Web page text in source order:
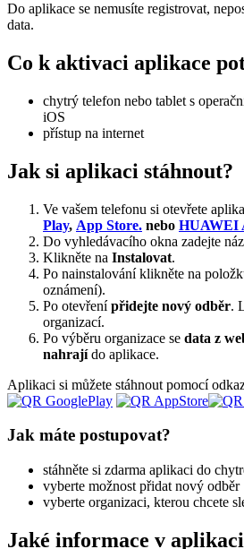
Do aplikace se nemusíte registrovat,
data.
Co k aktivaci aplikace
chytrý telefon nebo tablet s
iOS
přístup na internet
Jak si aplikaci stáhnout?
Ve vašem telefonu si otevřete
Play, App Store. nebo HUAWEI
Do vyhledávacího okna zadejte
Klikněte na Instalovat.
Po nainstalování klikněte na
oznámení).
Po otevřenípřidejte nový odběr.
organizací.
Po výběru organizace se data z
nahrajído aplikace.
Aplikaci si můžete stáhnout pomocí
Jak máte postupovat?
stáhněte si zdarma aplikaci do
vyberte možnost přidat nový odběr
vyberte organizaci, kterou chcete
Jaké informace v